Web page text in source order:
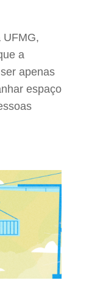
UFMG,
a
apenas
espaço